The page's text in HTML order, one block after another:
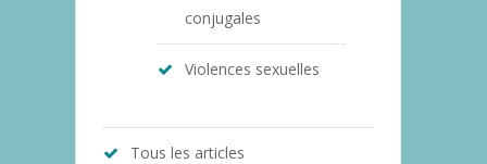
conjugales
Violences sexuelles
Tous les articles